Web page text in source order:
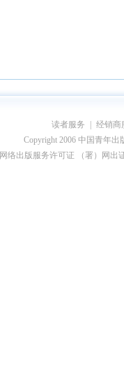
读者服务
经销商
Copyright 2006 中国青年出
网络出版服务许可证 （署）网出